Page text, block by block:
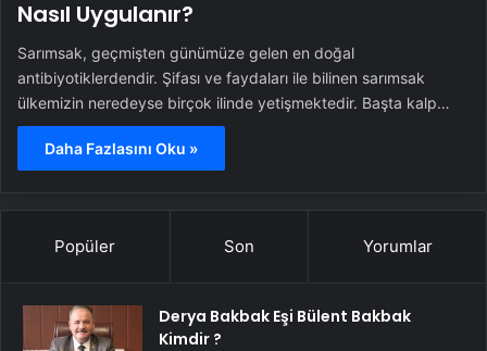
Nasıl Uygulanır?
Sarımsak, geçmişten günümüze gelen en doğal
antibiyotiklerdendir. Şifası ve faydaları ile bilinen sarımsak
ülkemizin neredeyse birçok ilinde yetişmektedir. Başta kalp…
Daha Fazlasını Oku »
Popüler Son Yorumlar
Derya Bakbak Eşi Bülent Bakbak
Kimdir ?